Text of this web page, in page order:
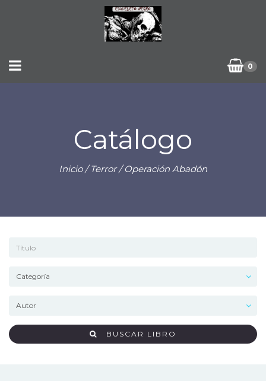
0
Catálogo
Inicio/Terror/ Operación Abadón
BUSCAR LIBRO